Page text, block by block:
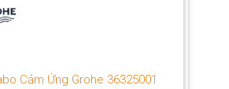
Cảm Ứng Grohe 36325001